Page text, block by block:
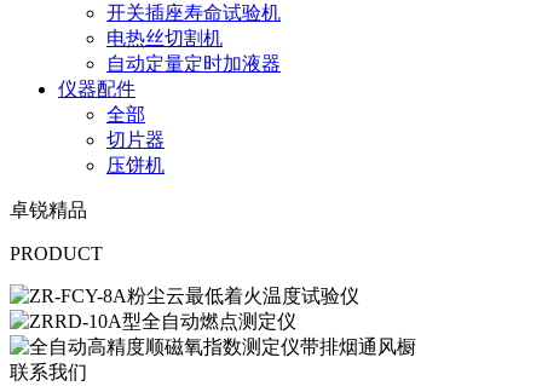
开关插座寿命试验机
电热丝切割机
自动定量定时加液器
仪器配件
全部
切片器
压饼机
卓锐精品
PRODUCT
联系我们